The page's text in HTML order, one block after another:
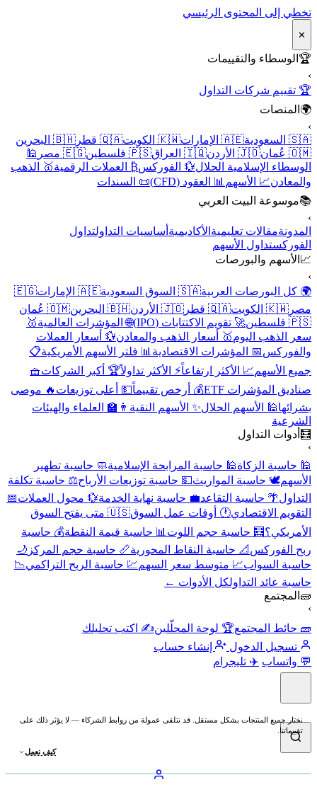
تخطي إلى المحتوى الرئيسي
✕
🏆الوسطاء والتقييمات
🏆 تقييم شركات التداول
🌍المنصات
🇸🇦 السعودية
🇦🇪 الإمارات 🇰🇼 الكويت 🇶🇦 قطر
🇧🇭 البحرين
🇴🇲 عُمان
🇯🇴 الأردن 🇮🇶 العراق 🇵🇸 فلسطين 🇪🇬 مصر
🕌
الوسطاء الإسلامية الحلال 💱 الفوركس ₿ العملات الرقمية🥇 الذهب
والمعادن📈 الأسهم📊 العقود (CFD)
📜 السندات
📚موسوعة البيت العربي
المدونةمقالات تعليميةالأكاديميةأساسيات التداولتداول
الفوركستداول الأسهم
📈الأسهم والبورصات
🌍 كل البورصات العربية🇸🇦 السوق السعودية 🇦🇪 الإمارات
🇪🇬
مصر 🇰🇼 الكويت 🇶🇦 قطر 🇯🇴 الأردن 🇧🇭 البحرين
🇴🇲 عُمان
🇵🇸 فلسطين
🚀 تقويم الاكتتابات (IPO) 🌐 المؤشرات العالمية🥇
سعر الذهب اليوم🥇 أسعار الذهب والمعادن💱 أسعار العملات
والفوركس 📅 المؤشرات الاقتصادية📊 فلتر الأسهم الأمريكية📋
جميع الأسهم📈 الأكثر ارتفاعاً⚡ الأكثر تداولاً🏆 أكبر الشركات🧺
صناديق المؤشرات ETF
💰 أرخص تقييماً💵 أعلى توزيعات🔥 موصى
بشرائها🕌 الأسهم الحلال ✨ الأسهم النقية👨‍🏫 العلماء والهيئات
الشرعية
🧮أدوات التداول
🕌 حاسبة الزكاة🕌 حاسبة المرابحة الإسلامية🧼 حاسبة تطهير
الأسهم🕊️ حاسبة المواريث💵 حاسبة توزيعات الأرباح⚖️ حاسبة تكلفة
التداول 🌴 حاسبة التقاعد💼 حاسبة نهاية الخدمة💱 محول العملات📅
التقويم الاقتصادي🕐 أوقات عمل السوق
🇺🇸 متى يفتح السوق
الأمريكي؟🧮 حاسبة حجم اللوت📊 حاسبة قيمة النقطة💰 حاسبة
ربح الفوركس 📐 حاسبة النقاط المحورية📏 حاسبة حجم المركز 🌙
حاسبة السواب📈 متوسط سعر السهم💹 حاسبة الربح التراكمي 📉
حاسبة عائد التداولكل الأدوات ←
🧱المجتمع
🧱 حائط المجتمع🏆 لوحة المحلّلين✍️ اكتب تحليلك
تسجيل الدخول
إنشاء حساب
💬 واتساب ✈️ تليجرام
نختار جميع المنتجات بشكل مستقل. قد نتلقى عمولة من روابط الشركاء — لا يؤثر ذلك على
تقييماتنا.
كيف نعمل